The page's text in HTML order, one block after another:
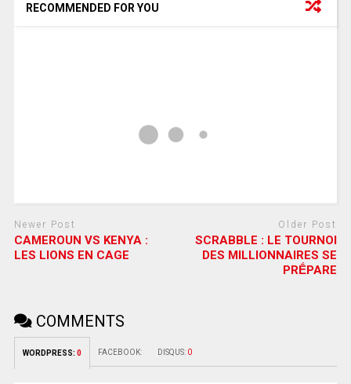
RECOMMENDED FOR YOU
Newer Post
CAMEROUN VS KENYA :
LES LIONS EN CAGE
Older Post
SCRABBLE : LE TOURNOI
DES MILLIONNAIRES SE
PRḖPARE
COMMENTS
WORDPRESS: 0 FACEBOOK: DISQUS: 0